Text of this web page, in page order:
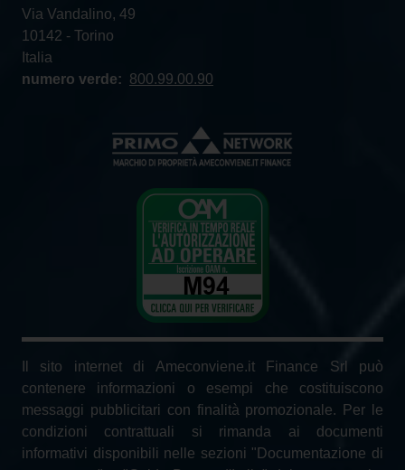
Via Vandalino, 49
10142 - Torino
Italia
numero verde: 800.99.00.90
Il sito internet di Ameconviene.it Finance Srl può
contenere informazioni o esempi che costituiscono
messaggi pubblicitari con finalità promozionale. Per le
condizioni contrattuali si rimanda ai documenti
informativi disponibili nelle sezioni "Documentazione di